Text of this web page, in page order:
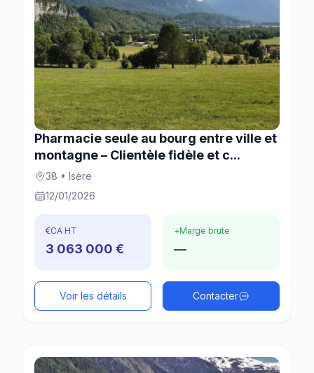
Pharmacie seule au bourg entre ville et
montagne – Clientèle fidèle et c...
38 • Isère
12/01/2026
€CA HT
3 063 000 €
+Marge brute
—
Voir les détails Contacter